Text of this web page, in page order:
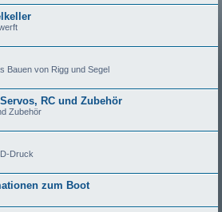
Bauen von Rigg und Segel
RC und Zubehör
Zubehör
Druck
zum Boot